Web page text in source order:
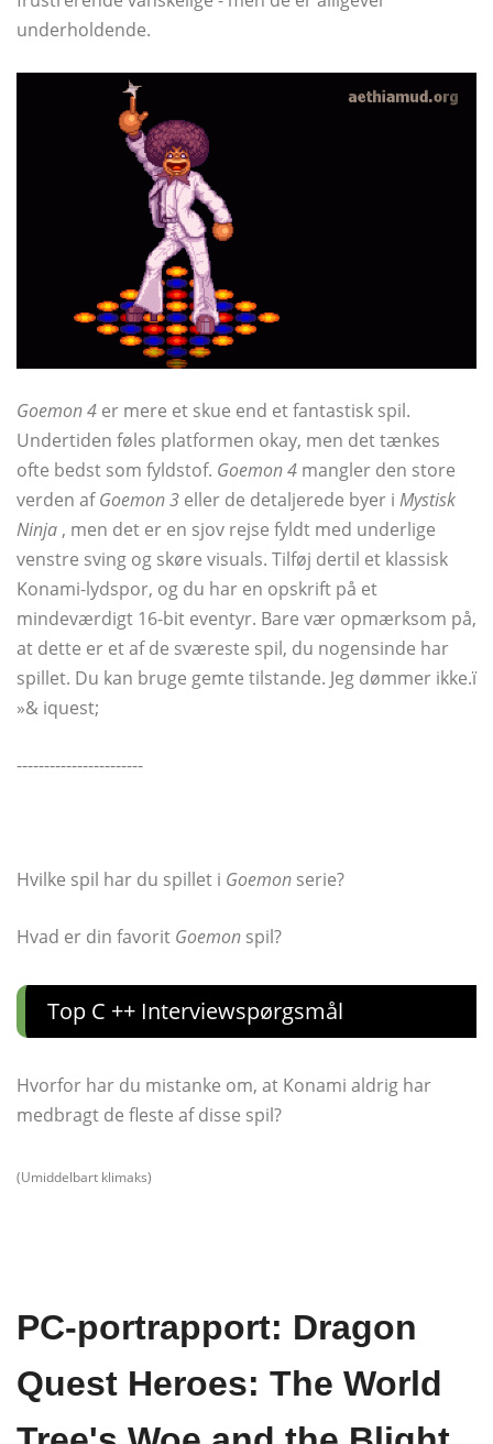
underholdende.
Goemon 4 er mere et skue end et fantastisk spil.
Undertiden føles platformen okay, men det tænkes
ofte bedst som fyldstof. Goemon 4 mangler den store
verden afGoemon 3 eller de detaljerede byer i Mystisk
Ninja , men det er en sjov rejse fyldt med underlige
venstre sving og skøre visuals. Tilføj dertil et klassisk
Konami-lydspor, og du har en opskrift på et
mindeværdigt 16-bit eventyr. Bare vær opmærksom på,
at dette er et af de sværeste spil, du nogensinde har
spillet. Du kan bruge gemte tilstande. Jeg dømmer ikke.ï
»& iquest;
-----------------------
Hvilke spil har du spillet i Goemon serie?
Hvad er din favorit Goemon spil?
Top C ++ Interviewspørgsmål
Hvorfor har du mistanke om, at Konami aldrig har
medbragt de fleste af disse spil?
(Umiddelbart klimaks)
PC-portrapport: Dragon
Quest Heroes: The World